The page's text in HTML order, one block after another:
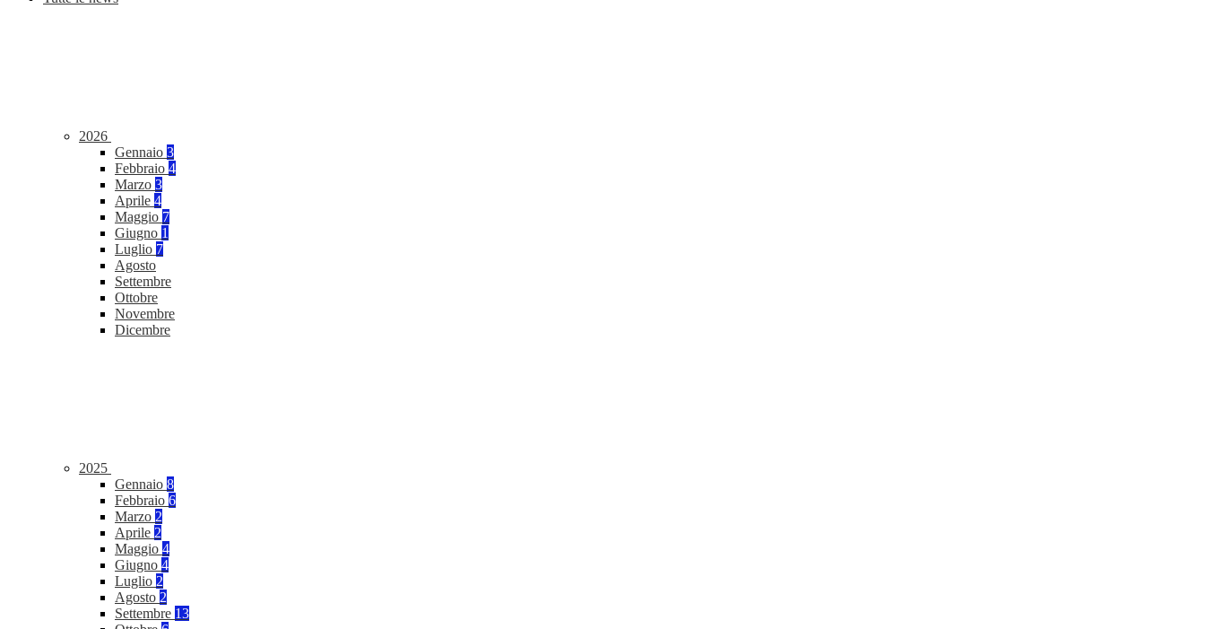
2026
Gennaio 3
Febbraio 4
Marzo 3
Aprile 4
Maggio 7
Giugno 1
Luglio 7
Agosto
Settembre
Ottobre
Novembre
Dicembre
2025
Gennaio 8
Febbraio 6
Marzo 2
Aprile 2
Maggio 4
Giugno 4
Luglio 2
Agosto 2
Settembre 13